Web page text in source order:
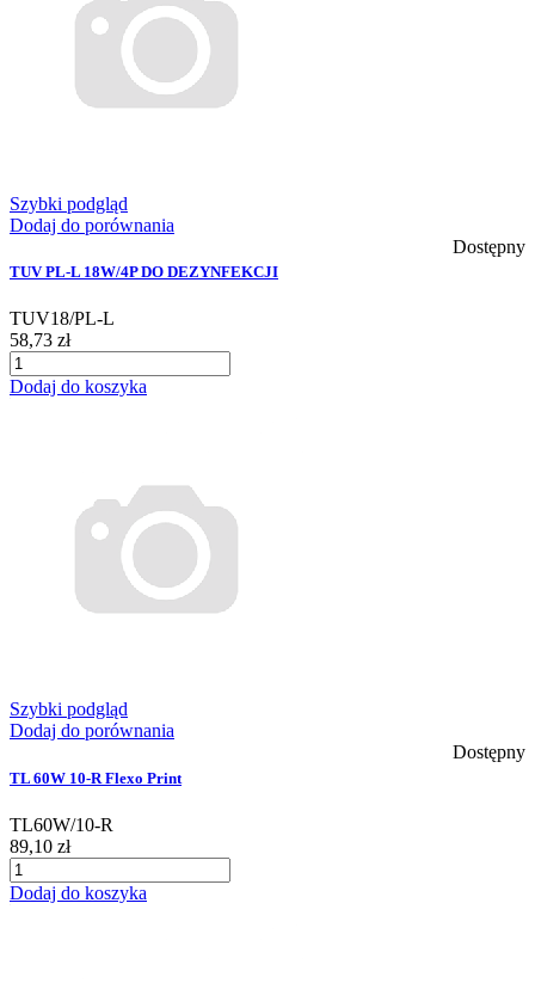
Szybki podgląd
Dodaj do porównania
Dostępny
TUV PL-L 18W/4P DO DEZYNFEKCJI
TUV18/PL-L
58,73 zł
Dodaj do koszyka
Szybki podgląd
Dodaj do porównania
Dostępny
TL 60W 10-R Flexo Print
TL60W/10-R
89,10 zł
Dodaj do koszyka